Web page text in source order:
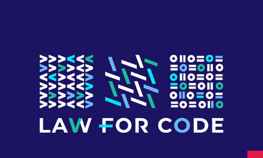
BRANDBOOK - SOCIÉTÉ DE
CONSEIL EN CRYPTOMONNAIE
2023